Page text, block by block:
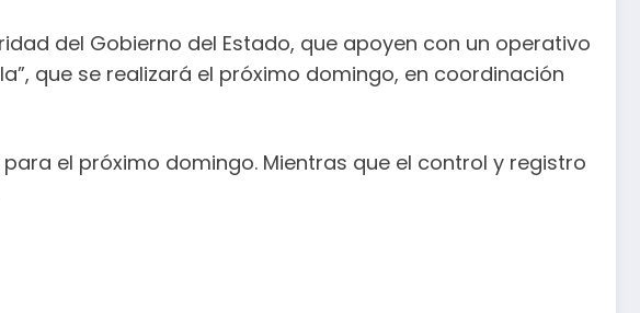
del Gobierno del Estado, que apoyen con un operativo
que se realizará el próximo domingo, en coordinación
el próximo domingo. Mientras que el control y registro